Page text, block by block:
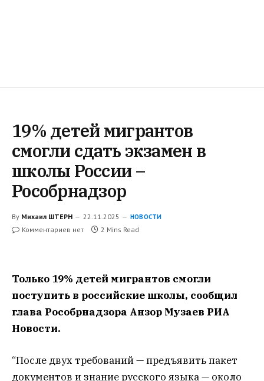
19% детей мигрантов
смогли сдать экзамен в
школы России –
Рособрнадзор
By Михаил ШТЕРН 22.11.2025 НОВОСТИ
Комментариев нет 2 Mins Read
Только 19% детей мигрантов смогли
поступить в российские школы, сообщил
глава Рособрнадзора Анзор Музаев РИА
Новости.
“После двух требований — предъявить пакет
документов и знание русского языка — около